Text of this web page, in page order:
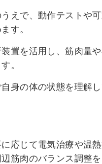
えで、動作テストや
す。
置を活用し、筋肉量
。
身の体の状態を理解
応じて電気治療や温
筋肉のバランス調整を